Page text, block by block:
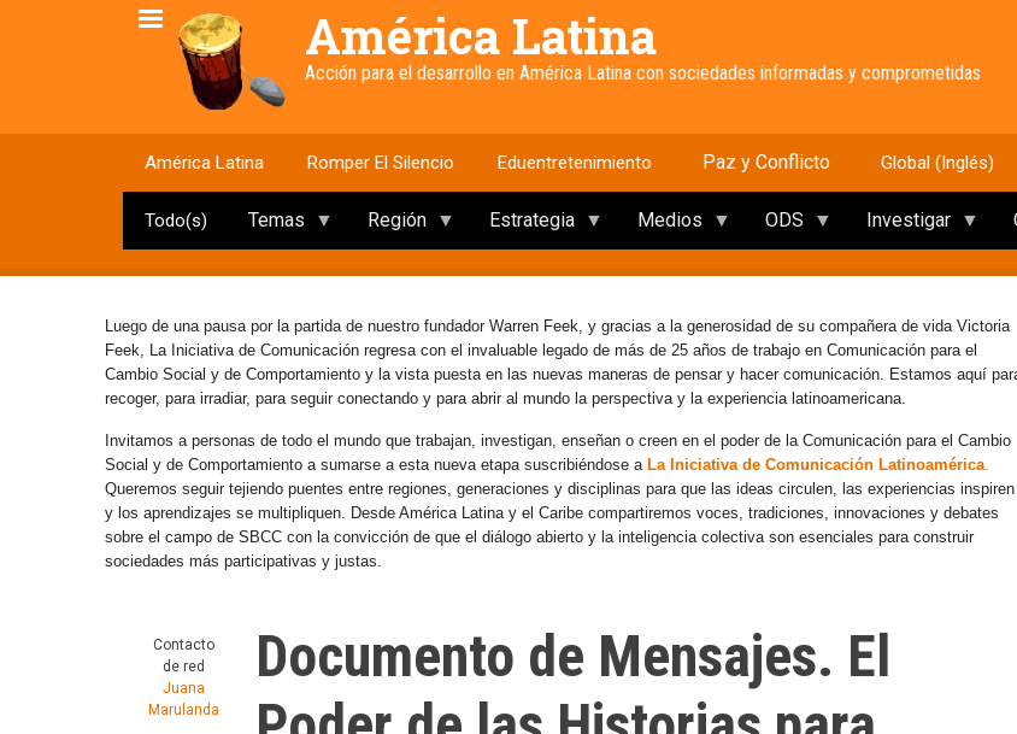
América Latina
Acción para el desarrollo en América Latina con sociedades informadas y comprometidas
América Latina Romper El Silencio Eduentretenimiento Paz y Conflicto Global (Inglés)
Todo(s) Temas Región Estrategia Medios ODS Investigar
Luego de una pausa por la partida de nuestro fundador Warren Feek, y gracias a la generosidad de su compañera de vida Victoria
Feek, La Iniciativa de Comunicación regresa con el invaluable legado de más de 25 años de trabajo en Comunicación para el
Cambio Social y de Comportamiento y la vista puesta en las nuevas maneras de pensar y hacer comunicación. Estamos aquí
recoger, para irradiar, para seguir conectando y para abrir al mundo la perspectiva y la experiencia latinoamericana.
Invitamos a personas de todo el mundo que trabajan, investigan, enseñan o creen en el poder de la Comunicación para el Cambio
Social y de Comportamiento a sumarse a esta nueva etapa suscribiéndose a La Iniciativa de Comunicación Latinoamérica.
Queremos seguir tejiendo puentes entre regiones, generaciones y disciplinas para que las ideas circulen, las experiencias inspiren
y los aprendizajes se multipliquen. Desde América Latina y el Caribe compartiremos voces, tradiciones, innovaciones y debates
sobre el campo de SBCC con la convicción de que el diálogo abierto y la inteligencia colectiva son esenciales para construir
sociedades más participativas y justas.
Contacto
de red
Juana
Marulanda
Documento de Mensajes. El